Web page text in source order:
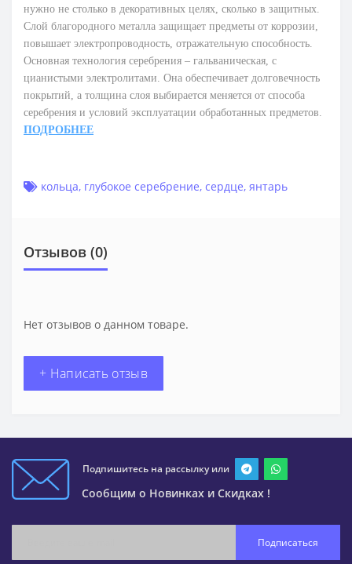
нужно не столько в декоративных целях, сколько в защитных.
Слой благородного металла защищает предметы от коррозии,
повышает электропроводность, отражательную способность.
Основная технология серебрения – гальваническая, с
цианистыми электролитами. Она обеспечивает долговечность
покрытий, а толщина слоя выбирается меняется от способа
серебрения и условий эксплуатации обработанных предметов.
ПОДРОБНЕЕ
кольца, глубокое серебрение, сердце, янтарь
Отзывов (0)
Нет отзывов о данном товаре.
+ Написать отзыв
Подпишитесь на рассылку или
Сообщим о Новинках и Скидках !
Подписаться